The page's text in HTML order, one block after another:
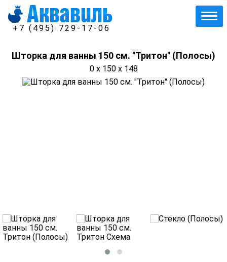
+7 (495) 729-17-06
Шторка для ванны 150 см. "Тритон" (Полосы)
0 x 150 x 148